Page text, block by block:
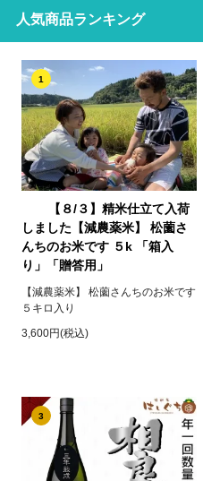
人気商品ランキング
1
【８/３】精米仕立て入荷
しました【減農薬米】 松薗さ
んちのお米です ５k 「箱入
り」「贈答用」
【減農薬米】 松薗さんちのお米です
５キロ入り
3,600円(税込)
3